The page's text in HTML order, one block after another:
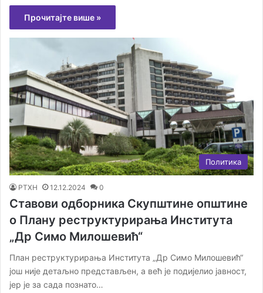
Прочитајте више »
Политика
РТХН 12.12.2024 0
Ставови одборника Скупштине општине
о Плану реструктурирања Института
„Др Симо Милошевић“
План реструктурирања Института „Др Симо Милошевић“
још није детаљно представљен, а већ је подијелио јавност,
јер је за сада познато…